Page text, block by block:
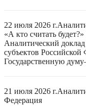
22 июля 2026 г.
«А кто считать
Аналитический
субъектов
Государственную
21 июля 2026 г.
Федерация